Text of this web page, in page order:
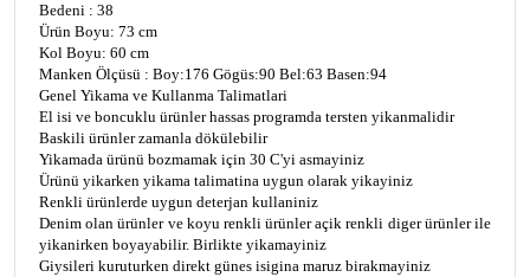
Bedeni : 38
Ürün Boyu: 73 cm
Kol Boyu: 60 cm
Manken Ölçüsü : Boy:176 Gögüs:90 Bel:63 Basen:94
Genel Yikama ve Kullanma Talimatlari
El isi ve boncuklu ürünler hassas programda tersten yikanmalidir
Baskili ürünler zamanla dökülebilir
Yikamada ürünü bozmamak için 30 C'yi asmayiniz
Ürünü yikarken yikama talimatina uygun olarak yikayiniz
Renkli ürünlerde uygun deterjan kullaniniz
Denim olan ürünler ve koyu renkli ürünler açik renkli diger ürünler ile
yikanirken boyayabilir. Birlikte yikamayiniz
Giysileri kuruturken direkt günes isigina maruz birakmayiniz